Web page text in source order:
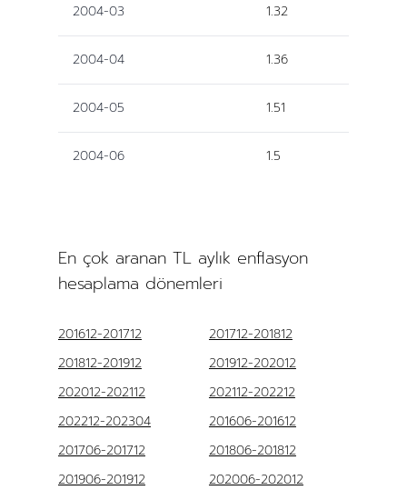
2004-03 1.32
2004-04 1.36
2004-05 1.51
2004-06 1.5
En çok aranan TL aylık enflasyon
hesaplama dönemleri
201612-201712
201712-201812
201812-201912
201912-202012
202012-202112
202112-202212
202212-202304
201606-201612
201706-201712
201806-201812
201906-201912
202006-202012